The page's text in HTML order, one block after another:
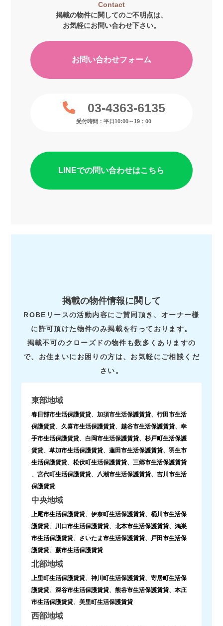
Contact
掲載の物件に関してのご不明点は、
お気軽にお問い合わせ下さい。
お問い合わせフォーム
03-4363-6135
受付時間：平日10:00～19：00
LINEでの問い合わせはこちら
掲載の物件情報に関して
ROBEリースの活動内容にご賛同頂き、オーナー様
に許可頂けた物件のみ掲載を行っております。
掲載不可のクローズドの物件も数多くありますの
で、お住まいにお困りの方は、お気軽にご相談くだ
さい。
東部地域
春日部市生活保護賃貸、 加須市生活保護賃貸、 行田市生活
保護賃貸、 久喜市生活保護賃貸、 越谷市生活保護賃貸、 幸
手市生活保護賃貸、 白岡市生活保護賃貸、 杉戸町生活保護
賃貸、 草加市生活保護賃貸、 蓮田市生活保護賃貸、 羽生市
生活保護賃貸、 松伏町生活保護賃貸、 三郷市生活保護賃貸
、 宮代町生活保護賃貸、 八潮市生活保護賃貸、 吉川市生活
保護賃貸
中央地域
上尾市生活保護賃貸、 伊奈町生活保護賃貸、 桶川市生活保
護賃貸、 川口市生活保護賃貸、 北本市生活保護賃貸、 鴻巣
市生活保護賃貸、 さいたま市生活保護賃貸、
戸田市生活保
護賃貸、 蕨市生活保護賃貸
北部地域
上里町生活保護賃貸、 神川町生活保護賃貸、 寄居町生活保
護賃貸、 深谷市生活保護賃貸、 熊谷市生活保護賃貸、 本庄
市生活保護賃貸、 美里町生活保護賃貸
西部地域